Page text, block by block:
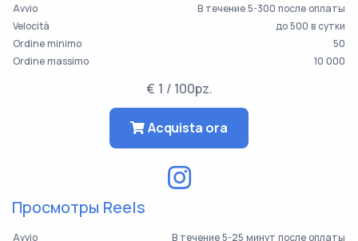
Avvio
В течение 5-300 после оплаты
Velocità
до 500 в сутки
Ordine minimo
50
Ordine massimo
10 000
€ 1 / 100pz.
Acquista ora
Просмотры Reels
Avvio В течение 5-25 минут после оплаты